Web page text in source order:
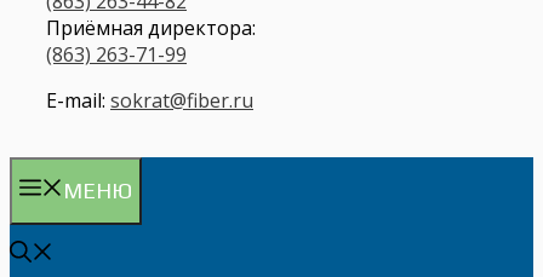
Приёмная директора:
(863) 263-71-99
E-mail: sokrat@fiber.ru
МЕНЮ